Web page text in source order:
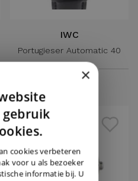
IWC
Portugieser Automatic 40
€ 5.450,-
GERMAN
×
cookies verbeteren
voor u als bezoeker
informatie bij. U